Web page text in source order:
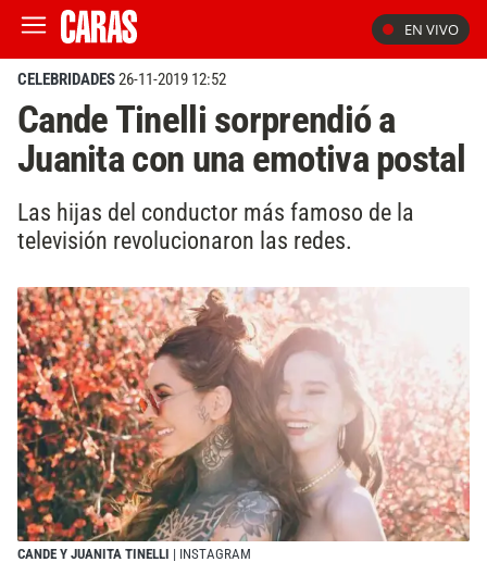
EN VIVO
CELEBRIDADES26-11-2019 12:52
Cande Tinelli sorprendió a
Juanita con una emotiva postal
Las hijas del conductor más famoso de la
televisión revolucionaron las redes.
CANDE Y JUANITA TINELLI | INSTAGRAM